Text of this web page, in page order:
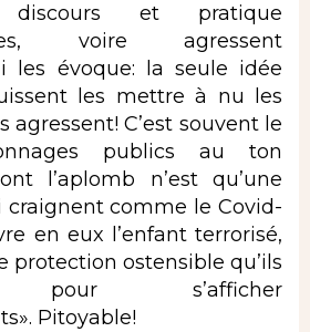
et pratique
voire agressent
les évoque: la seule idée
les mettre à nu les
agressent! C’est souvent le
publics au ton
l’aplomb n’est qu’une
craignent comme le Covid-
en eux l’enfant terrorisé,
protection ostensible qu’ils
pour s’afficher
Pitoyable!